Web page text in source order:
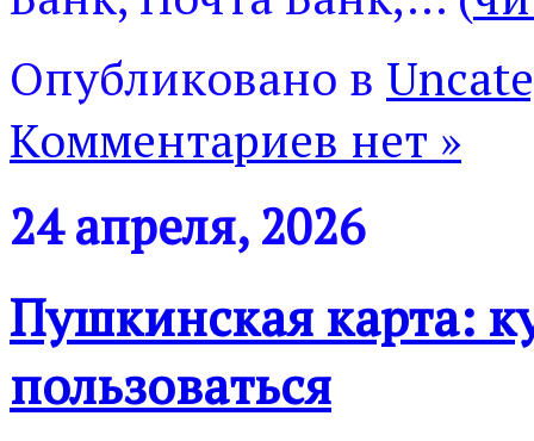
Опубликовано в
Комментариев нет »
24 апреля, 2026
Пушкинская карта:
пользоваться